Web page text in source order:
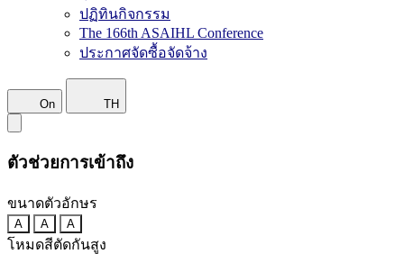
ปฏิทินกิจกรรม
The 166th ASAIHL Conference
ประกาศจัดซื้อจัดจ้าง
On TH
ตัวช่วยการเข้าถึง
ขนาดตัวอักษร
A A A
โหมดสีตัดกันสูง